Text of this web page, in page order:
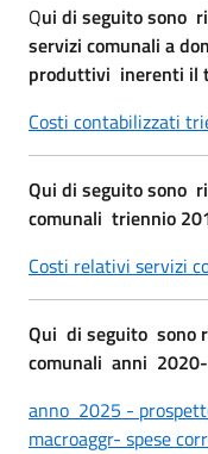
Qui di seguito sono
servizi comunali a
produttivi inerenti il
Costi contabilizzati
Qui di seguito sono
comunali triennio
Costi relativi servizi
Qui di seguito
comunali anni
anno 2025 -
macroaggr- spese